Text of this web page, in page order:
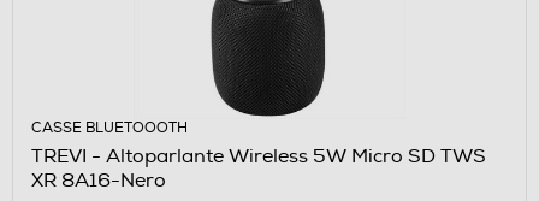
CASSE BLUETOOOTH
TREVI - Altoparlante Wireless 5W Micro SD TWS
XR 8A16-Nero